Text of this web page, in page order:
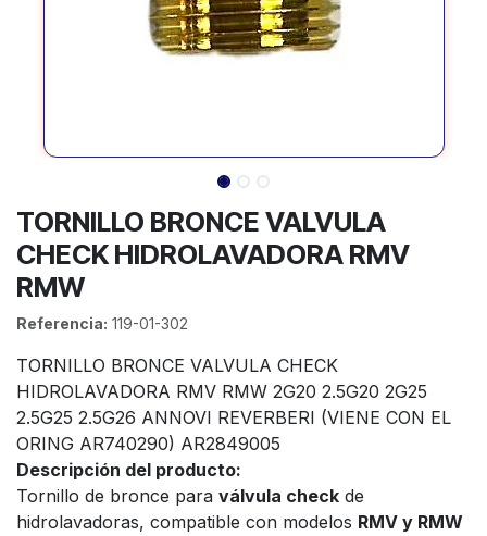
TORNILLO BRONCE VALVULA
CHECK HIDROLAVADORA RMV
RMW
Referencia: 119-01-302
TORNILLO BRONCE VALVULA CHECK
HIDROLAVADORA RMV RMW 2G20 2.5G20 2G25
2.5G25 2.5G26 ANNOVI REVERBERI (VIENE CON EL
ORING AR740290) AR2849005
Descripción del producto:
Tornillo de bronce para válvula check de
hidrolavadoras, compatible con modelos RMV y RMW